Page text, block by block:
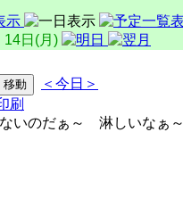
14日(月)
＜今日＞
いのだぁ～ 淋しいなぁ～